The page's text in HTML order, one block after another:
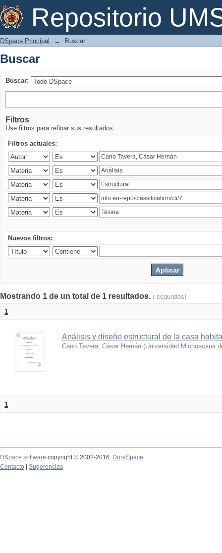
Repositorio
Buscar
DSpace Principal → Buscar
Buscar
Buscar:
Filtros
Use filtros para refinar sus resultados.
Filtros actuales:
Nuevos filtros:
Mostrando 1 de un total de 1 resultados. ( segundos)
1
Análisis y diseño estructural de la casa
Cano Tavera, Cásar Hernán (Universidad Michoacana
1
DSpace software copyright © 2002-2016
DuraSpace
Contacto
Sugerencias